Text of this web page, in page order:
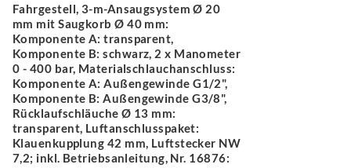
Fahrgestell, 3-m-Ansaugsystem Ø 20
mm mit Saugkorb Ø 40 mm:
Komponente A: transparent,
Komponente B: schwarz, 2 x Manometer
0 - 400 bar, Materialschlauchanschluss:
Komponente A: Außengewinde G1/2",
Komponente B: Außengewinde G3/8",
Rücklaufschläuche Ø 13 mm:
transparent, Luftanschlusspaket:
Klauenkupplung 42 mm, Luftstecker NW
7,2; inkl. Betriebsanleitung, Nr. 16876: